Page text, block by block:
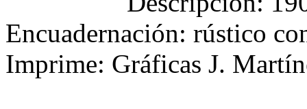
Encuadernación: rústico
Imprime: Gráficas J.